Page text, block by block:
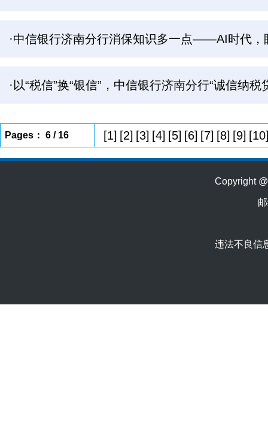
·中信银行济南分行消保知识多一点——AI时代，
·以“税信”换“银信”，中信银行济南分行“诚信纳
Pages： 6 / 16 [1] [2] [3] [4] [5] [6] [7] [8] [9]
Copyright
违法不良信